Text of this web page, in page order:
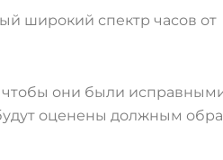
широкий спектр часов от
чтобы они были
оценены должным